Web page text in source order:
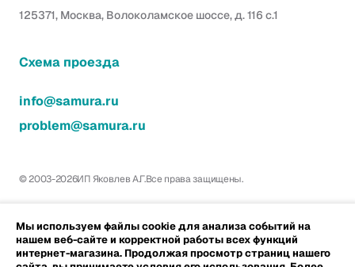
125371, Москва, Волоколамское шоссе, д. 116 с.1
Схема проезда
info@samura.ru
problem@samura.ru
© 2003-2026ИП Яковлев А.Г.Все права защищены.
Мы используем файлы cookie для анализа событий на
нашем веб-сайте и корректной работы всех функций
интернет-магазина. Продолжая просмотр страниц нашего